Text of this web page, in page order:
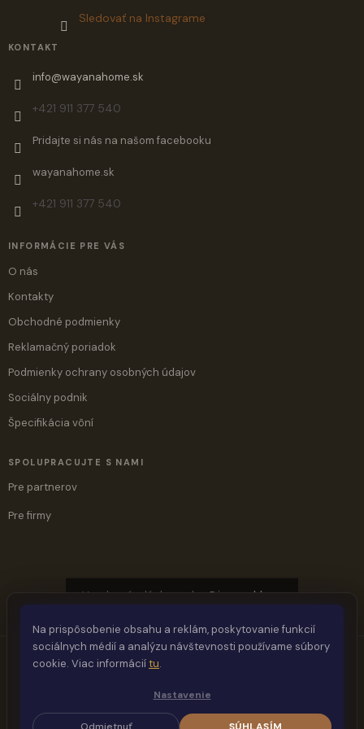
Na prispôsobenie obsahu a reklám, poskytovanie funkcií
sociálnych médií a analýzu návštevnosti používame súbory
cookie. Viac informáciítu.
Nastavenie
Sledovať na Instagrame
KONTAKT
info@wayanahome.sk
+421 911 377 540
Pridajte si nás na našom facebooku
wayanahome.sk
+421 911 377 540
INFORMÁCIE PRE VÁS
O nás
Kontakty
Obchodné podmienky
Reklamačný poriadok
Podmienky ochrany osobných údajov
Sociálny podnik
Špecifikácia vôní
SPOLUPRACUJTE S NAMI
Pre partnerov
Pre firmy
Vyrobené s láskou ♥ by@jaymashlove
Vytvoril Shoptet